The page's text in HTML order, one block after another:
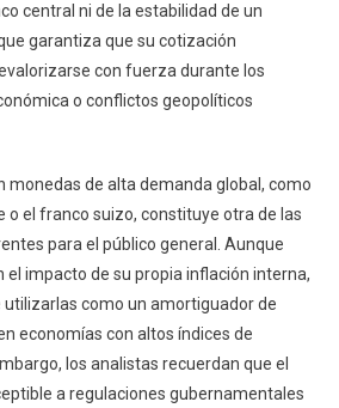
central ni de la estabilidad de un
garantiza que su cotización
con fuerza durante los
o conflictos geopolíticos
monedas de alta demanda global, como
o el franco suizo, constituye otra de las
para el público general. Aunque
impacto de su propia inflación interna,
como un amortiguador de
economías con altos índices de
los analistas recuerdan que el
a regulaciones gubernamentales